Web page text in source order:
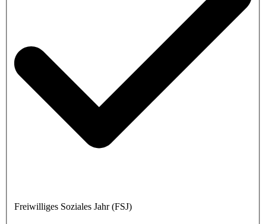
Freiwilliges Soziales Jahr (FSJ)